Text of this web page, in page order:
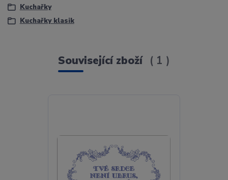
Kuchařky
Kuchařky klasik
Související zboží 1